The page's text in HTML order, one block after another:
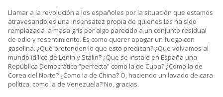
Llamar a la revolución a los españoles por la situación que estamos
atravesando es una insensatez propia de quienes les ha sido
remplazada la masa gris por algo parecido a un conjunto residual
de odio y resentimiento. Es como querer apagar un fuego con
gasolina. ¿Qué pretenden lo que esto predican? ¿Que volvamos al
mundo idílico de Lenín y Stalin? ¿Que se instale en España una
República Democrática “perfecta” como la de Cuba? ¿Como la de
Corea del Norte? ¿Como la de China? O, haciendo un lavado de cara
política, como la de Venezuela? No, gracias.